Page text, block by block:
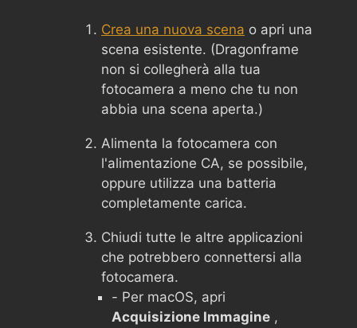
Crea una nuova scena o apri una
scena esistente. (Dragonframe
non si collegherà alla tua
fotocamera a meno che tu non
abbia una scena aperta.)
Alimenta la fotocamera con
l'alimentazione CA, se possibile,
oppure utilizza una batteria
completamente carica.
Chiudi tutte le altre applicazioni
che potrebbero connettersi alla
fotocamera.
- Per macOS, apri
Acquisizione Immagine ,